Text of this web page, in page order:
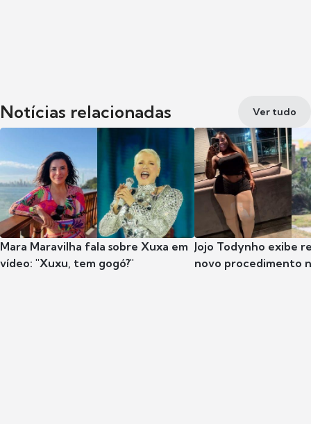
Notícias relacionadas Ver tudo
Mara Maravilha fala sobre Xuxa em
vídeo: "Xuxu, tem gogó?"
Jojo Todynho exibe
novo procedimento